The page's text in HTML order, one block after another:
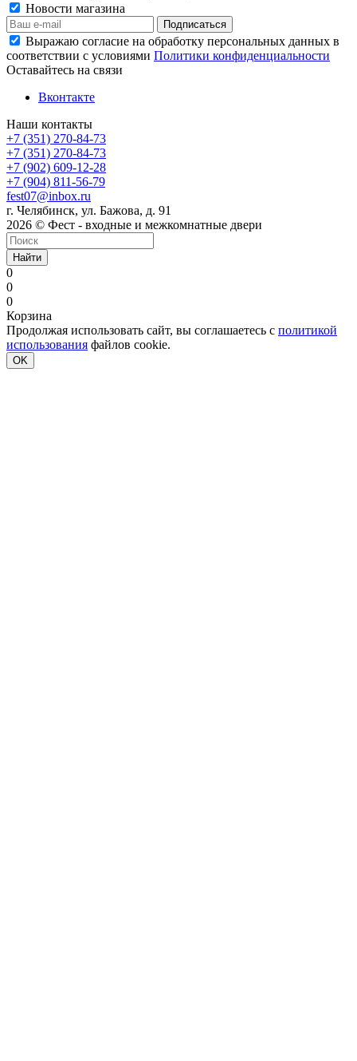
Новости магазина
Выражаю согласие на обработку персональных данных в
соответствии с условиями Политики конфиденциальности
Оставайтесь на связи
Вконтакте
Наши контакты
+7 (351) 270-84-73
+7 (351) 270-84-73
+7 (902) 609-12-28
+7 (904) 811-56-79
fest07@inbox.ru
г. Челябинск, ул. Бажова, д. 91
2026 © Фест - входные и межкомнатные двери
Найти
0
0
0
Корзина
Продолжая использовать сайт, вы соглашаетесь с политикой
использования файлов cookie.
OK